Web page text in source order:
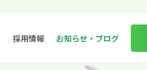
採用情報 お知らせ・ブログ